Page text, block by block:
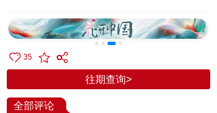
35
往期查询>
全部评论